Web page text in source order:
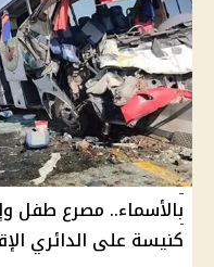
كنيسة على الدائري